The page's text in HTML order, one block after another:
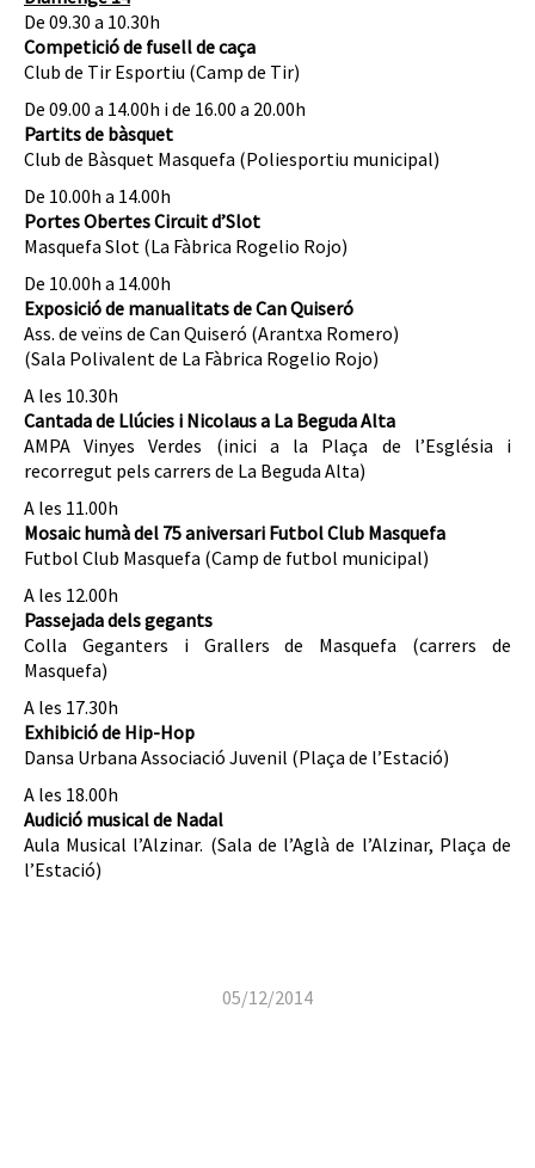
De 09.30 a 10.30h
Competició de fusell de caça
Club de Tir Esportiu (Camp de Tir)
De 09.00 a 14.00h i de 16.00 a 20.00h
Partits de bàsquet
Club de Bàsquet Masquefa (Poliesportiu municipal)
De 10.00h a 14.00h
Portes Obertes Circuit d’Slot
Masquefa Slot (La Fàbrica Rogelio Rojo)
De 10.00h a 14.00h
Exposició de manualitats de Can Quiseró
Ass. de veïns de Can Quiseró (Arantxa Romero)
(Sala Polivalent de La Fàbrica Rogelio Rojo)
A les 10.30h
Cantada de Llúcies i Nicolaus a La Beguda Alta
AMPA Vinyes Verdes (inici a la Plaça de l’Església i
recorregut pels carrers de La Beguda Alta)
A les 11.00h
Mosaic humà del 75 aniversari Futbol Club Masquefa
Futbol Club Masquefa (Camp de futbol municipal)
A les 12.00h
Passejada dels gegants
Colla Geganters i Grallers de Masquefa (carrers de
Masquefa)
A les 17.30h
Exhibició de Hip-Hop
Dansa Urbana Associació Juvenil (Plaça de l’Estació)
A les 18.00h
Audició musical de Nadal
Aula Musical l’Alzinar. (Sala de l’Aglà de l’Alzinar, Plaça de
l’Estació)
05/12/2014